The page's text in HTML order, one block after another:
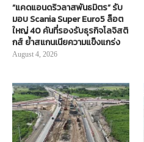
“แคดแอนดริวลาสพันธมิตร” รับ
มอบ Scania Super Euro5 ล็อต
ใหญ่ 40 คันที่รองรับธุรกิจโลจิสติ
กส์ ย้ำสแกนเนียความแข็งแกร่ง
August 4, 2026